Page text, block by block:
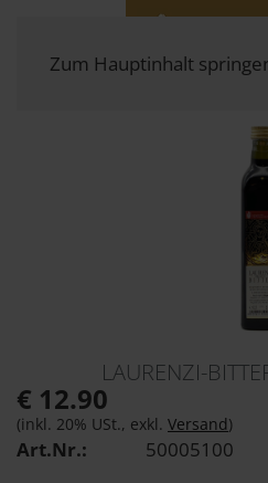
Zum Hauptinhalt
LAURENZI-
€ 12.90
(inkl. 20% USt., exkl. Versand)
Art.Nr.: 50005100